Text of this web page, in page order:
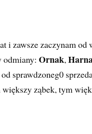
i zawsze zaczynam
odmiany:Ornak,
sprawdzoneg0
ząbek, tym